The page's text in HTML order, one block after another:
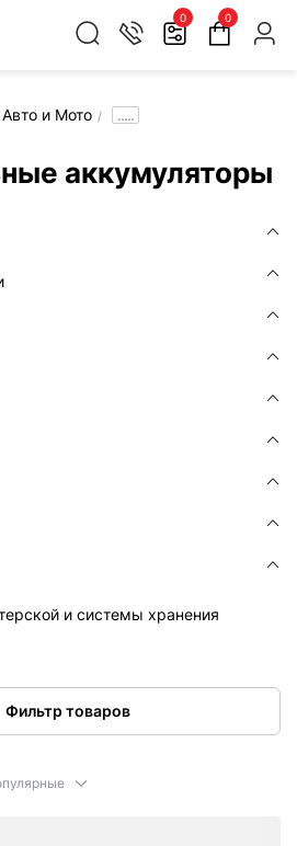
0 0
Авто и Мото .....
аккумуляторы
и системы хранения
Фильтр товаров